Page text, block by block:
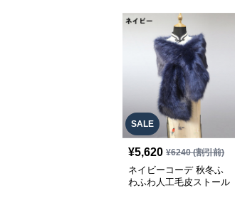
SALE
¥5,620 ¥6240(割引前)
ネイビーコーデ 秋冬ふ
わふわ人工毛皮ストール